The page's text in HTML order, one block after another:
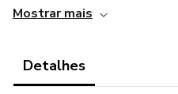
✔ Como começar com pouco
Mostrar mais
Detalhes